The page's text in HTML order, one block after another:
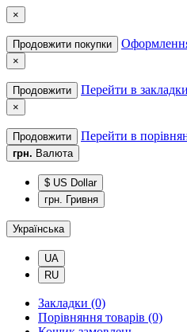
×
Продовжити покупки
×
Продовжити Перейти в закладки
×
Продовжити Перейти в
грн. Валюта
$ US Dollar
грн. Гривня
Українська
UA
RU
Закладки (0)
Порівняння товарів (0)